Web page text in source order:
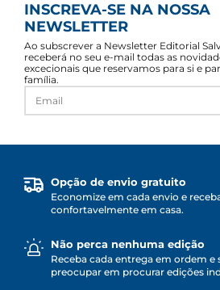
INSCREVA-SE NA NOSSA
NEWSLETTER
Ao subscrever a Newsletter Editorial
receberá no seu e-mail todas as
excecionais que reservamos para si e
família.
Opção de envio gratuito
Economize em cada envio e
confortavelmente em casa.
Não perca nenhuma edição
Receba cada entrega em ordem e
preocupar em procurar edições